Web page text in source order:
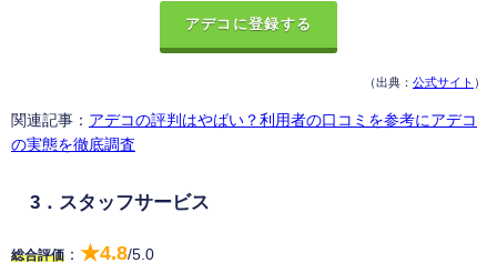
アデコに登録する
（出典： 公式サイト ）
関連記事： アデコの評判はやばい？利用者の口コミを参考にアデコ
の実態を徹底調査
3．スタッフサービス
総合評価 ： ★4.8/5.0